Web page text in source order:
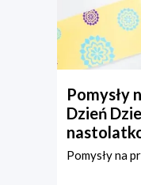
Pomysły
Dzień
Pomysły na